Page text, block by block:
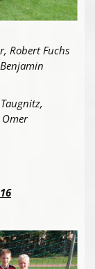
Robert Fuchs